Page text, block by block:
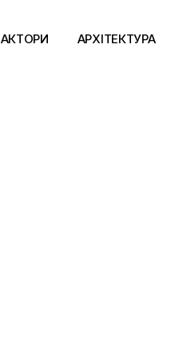
АКТОРИ АРХІТЕКТУРА